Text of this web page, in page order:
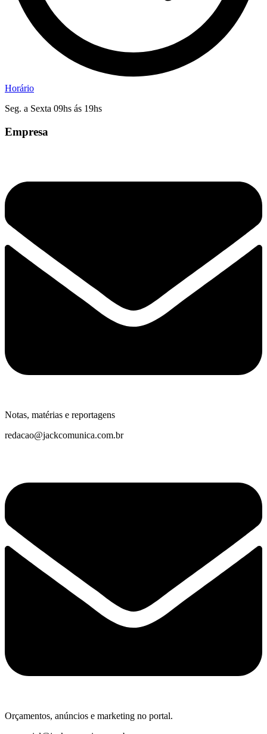
Horário
Seg. a Sexta 09hs ás 19hs
Empresa
Notas, matérias e reportagens
redacao@jackcomunica.com.br
Orçamentos, anúncios e marketing no portal.